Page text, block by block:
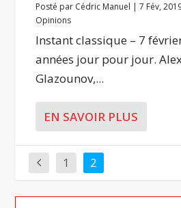
Posté par Cédric Manuel |7 Fév,
Opinions
Instant classique – 7
années jour pour jour.
Glazounov,...
EN SAVOIR PLUS
1 2